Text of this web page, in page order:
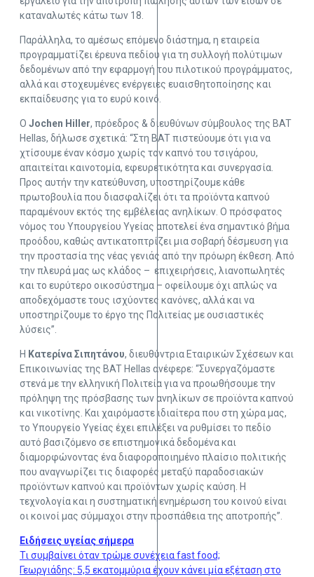
καταναλωτές κάτω των 18.
Παράλληλα, το αμέσως επόμενο διάστημα, η εταιρεία
προγραμματίζει έρευνα πεδίου για τη συλλογή πολύτιμων
δεδομένων από την εφαρμογή του πιλοτικού προγράμματος,
αλλά και στοχευμένες ενέργειες ευαισθητοποίησης και
εκπαίδευσης για το ευρύ κοινό.
Ο Jochen Hiller, πρόεδρος & διευθύνων σύμβουλος της BAT
Hellas, δήλωσε σχετικά: “Στη BAT πιστεύουμε ότι για να
χτίσουμε έναν κόσμο χωρίς τον καπνό του τσιγάρου,
απαιτείται καινοτομία, εφευρετικότητα και συνεργασία.
Προς αυτήν την κατεύθυνση, υποστηρίζουμε κάθε
πρωτοβουλία που διασφαλίζει ότι τα προϊόντα καπνού
παραμένουν εκτός της εμβέλειας ανηλίκων. Ο πρόσφατος
νόμος του Υπουργείου Υγείας αποτελεί ένα σημαντικό βήμα
προόδου, καθώς αντικατοπτρίζει μια σοβαρή δέσμευση για
την προστασία της νέας γενιάς από την πρόωρη έκθεση. Από
την πλευρά μας ως κλάδος – επιχειρήσεις, λιανοπωλητές
και το ευρύτερο οικοσύστημα – οφείλουμε όχι απλώς να
αποδεχόμαστε τους ισχύοντες κανόνες, αλλά και να
υποστηρίζουμε το έργο της Πολιτείας με ουσιαστικές
λύσεις”.
Η Κατερίνα Σιπητάνου, διευθύντρια Εταιρικών Σχέσεων και
Επικοινωνίας της BAT Hellas ανέφερε: “Συνεργαζόμαστε
στενά με την ελληνική Πολιτεία για να προωθήσουμε την
πρόληψη της πρόσβασης των ανηλίκων σε προϊόντα καπνού
και νικοτίνης. Και χαιρόμαστε ιδιαίτερα που στη χώρα μας,
το Υπουργείο Υγείας έχει επιλέξει να ρυθμίσει το πεδίο
αυτό βασιζόμενο σε επιστημονικά δεδομένα και
διαμορφώνοντας ένα διαφοροποιημένο πλαίσιο πολιτικής
που αναγνωρίζει τις διαφορές μεταξύ παραδοσιακών
προϊόντων καπνού και προϊόντων χωρίς καύση. Η
τεχνολογία και η συστηματική ενημέρωση του κοινού είναι
οι κοινοί μας σύμμαχοι στην προσπάθεια της αποτροπής”.
Ειδήσεις υγείας σήμερα
Τι συμβαίνει όταν τρώμε συνέχεια fast food;
Γεωργιάδης: 5,5 εκατομμύρια έχουν κάνει μία εξέταση στο